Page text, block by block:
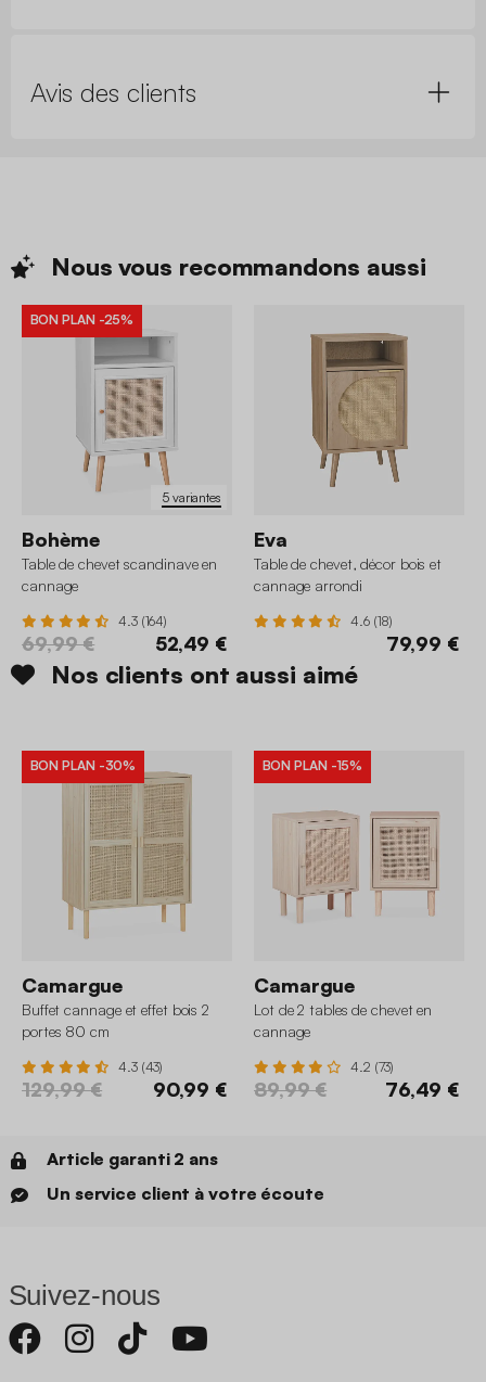
Avis des clients
Nous vous recommandons aussi
5 variantes
BON PLAN -25%
Bohème
Table de chevet scandinave en
cannage
4.3 (164)
69,99 € 52,49 €
Eva
Table de chevet, décor bois et
cannage arrondi
4.6 (18)
79,99 €
Nos clients ont aussi aimé
BON PLAN -30%
Camargue
Buffet cannage et effet bois 2
portes 80 cm
4.3 (43)
129,99 € 90,99 €
BON PLAN -15%
Camargue
Lot de 2 tables de chevet en
cannage
4.2 (73)
89,99 € 76,49 €
Article garanti 2 ans
Un service client à votre écoute
Suivez-nous